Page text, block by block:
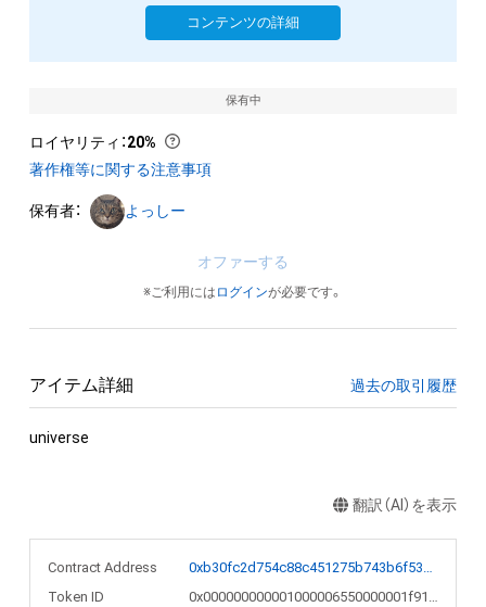
コンテンツの詳細
保有中
ロイヤリティ ：20%
著作権等に関する注意事項
保有者： よっしー
オファーする
※ご利用には ログインが必要です。
アイテム詳細 過去の取引履歴
universe
翻訳（AI）を表示
Contract Address
0xb30fc2d754c88c451275b743b6f530f19f643683
Token ID
0x000000000001000006550000001f9156